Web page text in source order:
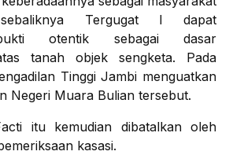
Tergugat I dapat
otentik sebagai dasar
tanah objek sengketa. Pada
Tinggi Jambi menguatkan
Negeri Muara Bulian tersebut.
itu kemudian dibatalkan oleh
kasasi.